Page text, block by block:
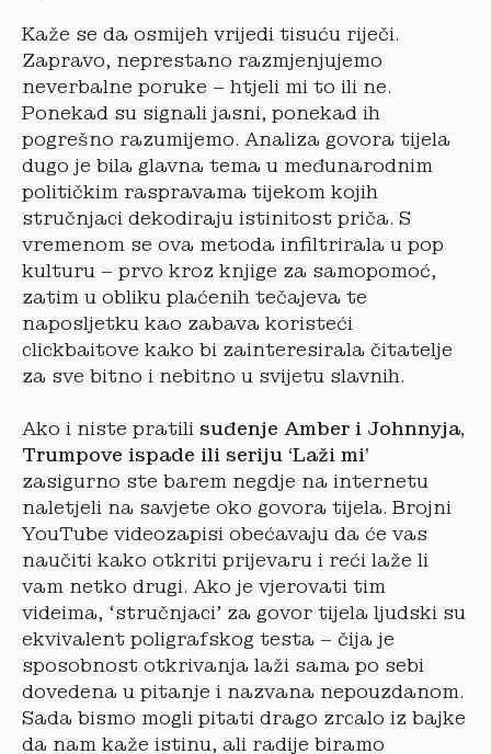
Kaže se da osmijeh vrijedi tisuću riječi.
Zapravo, neprestano razmjenjujemo
neverbalne poruke – htjeli mi to ili ne.
Ponekad su signali jasni, ponekad ih
pogrešno razumijemo. Analiza govora tijela
dugo je bila glavna tema u međunarodnim
političkim raspravama tijekom kojih
stručnjaci dekodiraju istinitost priča. S
vremenom se ova metoda infiltrirala u pop
kulturu – prvo kroz knjige za samopomoć,
zatim u obliku plaćenih tečajeva te
naposljetku kao zabava koristeći
clickbaitove kako bi zainteresirala čitatelje
za sve bitno i nebitno u svijetu slavnih.
Ako i niste pratili suđenje Amber i Johnnyja,
Trumpove ispade ili seriju ‘Laži mi’
zasigurno ste barem negdje na internetu
naletjeli na savjete oko govora tijela. Brojni
YouTube videozapisi obećavaju da će vas
naučiti kako otkriti prijevaru i reći laže li
vam netko drugi. Ako je vjerovati tim
videima, ‘stručnjaci’ za govor tijela ljudski su
ekvivalent poligrafskog testa – čija je
sposobnost otkrivanja laži sama po sebi
dovedena u pitanje i nazvana nepouzdanom.
Sada bismo mogli pitati drago zrcalo iz bajke
da nam kaže istinu, ali radije biramo